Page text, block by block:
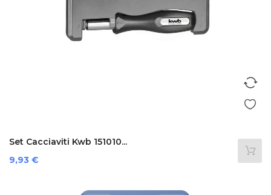
Set Cacciaviti Kwb 151010...
Preis
9,93 €